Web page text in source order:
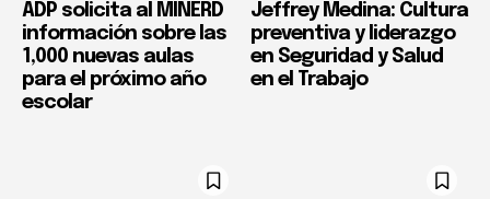
ADP solicita al MINERD
información sobre las
1,000 nuevas aulas
para el próximo año
escolar
Jeffrey Medina: Cultura
preventiva y liderazgo
en Seguridad y Salud
en el Trabajo